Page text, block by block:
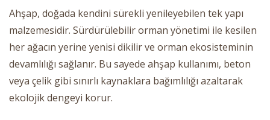
Ahşap, doğada kendini sürekli yenileyebilen tek yapı
malzemesidir. Sürdürülebilir orman yönetimi ile kesilen
her ağacın yerine yenisi dikilir ve orman ekosisteminin
devamlılığı sağlanır. Bu sayede ahşap kullanımı, beton
veya çelik gibi sınırlı kaynaklara bağımlılığı azaltarak
ekolojik dengeyi korur.